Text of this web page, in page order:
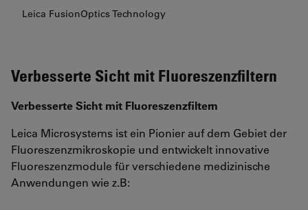
Leica FusionOptics Technology
Verbesserte Sicht mit Fluoreszenzfiltern
Verbesserte Sicht mit Fluoreszenzfiltern
Leica Microsystems ist ein Pionier auf dem Gebiet der
Fluoreszenzmikroskopie und entwickelt innovative
Fluoreszenzmodule für verschiedene medizinische
Anwendungen wie z.B: